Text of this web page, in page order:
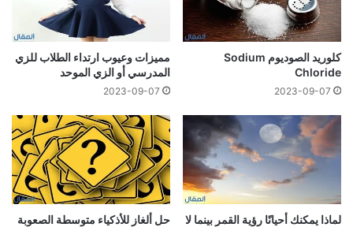
كلوريد الصوديوم Sodium
Chloride
2023-09-07
مميزات وعيوب ارتداء الطلاب للزي
المدرسي أو الزي الموحد
2023-09-07
لماذا يمكنك أحيانًا رؤية القمر بينما لا
حل ألغاز للأذكياء متوسطة الصعوبة